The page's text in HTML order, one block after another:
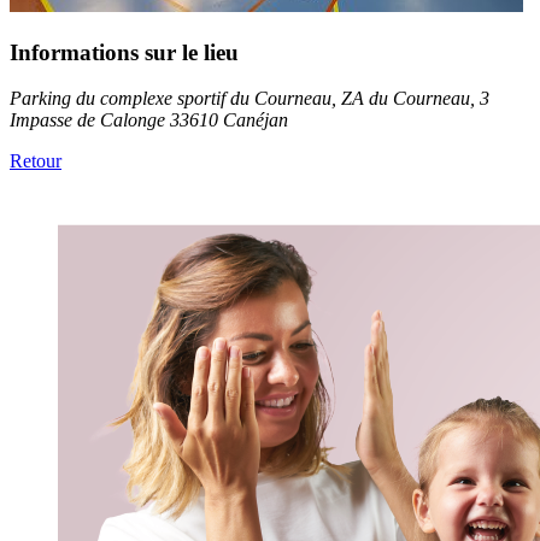
Informations sur le lieu
Parking du complexe sportif du Courneau, ZA du Courneau, 3
Impasse de Calonge 33610 Canéjan
Retour